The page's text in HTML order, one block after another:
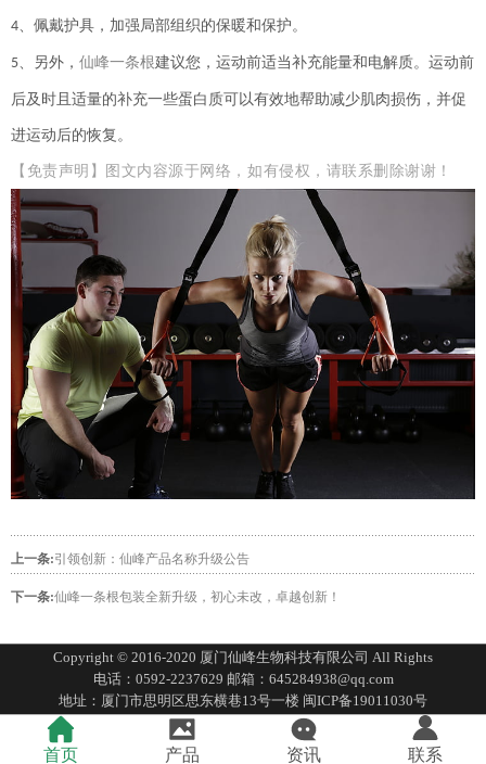
4、佩戴护具，加强局部组织的保暖和保护。
5、 另外， 仙峰一条根建议您， 运动前适当补充能量和电解质。运动前
后及时且适量的补充一些蛋白质可以有效地帮助减少肌肉损伤，并促
进运动后的恢复。
【免责声明】 图文内容源于网络，如有侵权，请联系删除谢谢！
上一条:引领创新：仙峰产品名称升级公告
下一条:仙峰一条根包装全新升级，初心未改，卓越创新！
Copyright © 2016-2020 厦门仙峰生物科技有限公司 All Rights
电话：0592-2237629 邮箱：645284938@qq.com
地址：厦门市思明区思东横巷13号一楼 闽ICP备19011030号
网站地图XLM
网站地图
首页 产品 资讯 联系